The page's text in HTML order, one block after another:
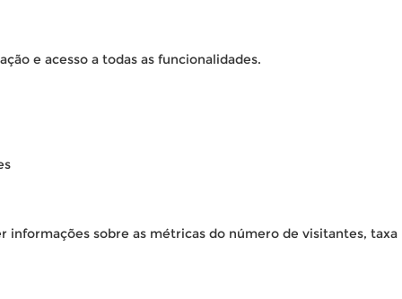
e acesso a todas as funcionalidades.
informações sobre as métricas do número de visitantes, taxa